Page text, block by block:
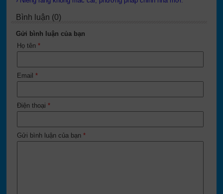
Bình luận (0)
Gửi bình luận của bạn
Họ tên *
Email *
Điện thoại *
Gửi bình luận của bạn *